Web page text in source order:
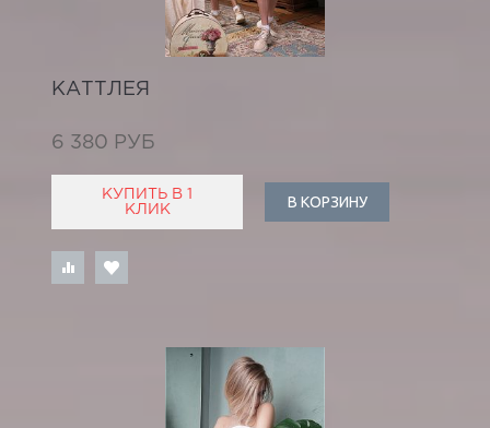
КАТТЛЕЯ
6 380 РУБ
КУПИТЬ В 1
КЛИК
В КОРЗИНУ